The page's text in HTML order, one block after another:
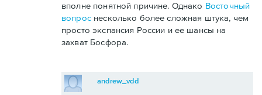
вполне понятной причине. Однако Восточный
вопроснесколько более сложная штука, чем
просто экспансия России и ее шансы на
захват Босфора.
andrew_vdd